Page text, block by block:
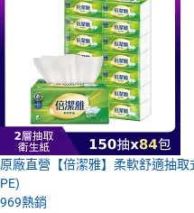
原廠直營【倍潔雅】柔軟舒適抽
PE)
969熱銷